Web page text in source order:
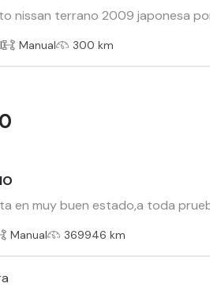
nissan terrano 2009 japonesa
Manual 300 km
en muy buen estado,a toda
Manual 369946 km